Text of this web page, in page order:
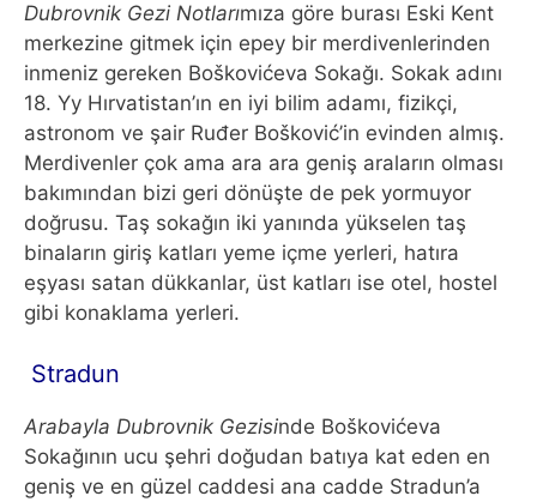
Dubrovnik Gezi Notlarımıza göre burası Eski Kent
merkezine gitmek için epey bir merdivenlerinden
inmeniz gereken Boškovićeva Sokağı. Sokak adını
18. Yy Hırvatistan’ın en iyi bilim adamı, fizikçi,
astronom ve şair Ruđer Bošković’in evinden almış.
Merdivenler çok ama ara ara geniş araların olması
bakımından bizi geri dönüşte de pek yormuyor
doğrusu. Taş sokağın iki yanında yükselen taş
binaların giriş katları yeme içme yerleri, hatıra
eşyası satan dükkanlar, üst katları ise otel, hostel
gibi konaklama yerleri.
Stradun
Arabayla Dubrovnik Gezisinde Boškovićeva
Sokağının ucu şehri doğudan batıya kat eden en
geniş ve en güzel caddesi ana cadde Stradun’a